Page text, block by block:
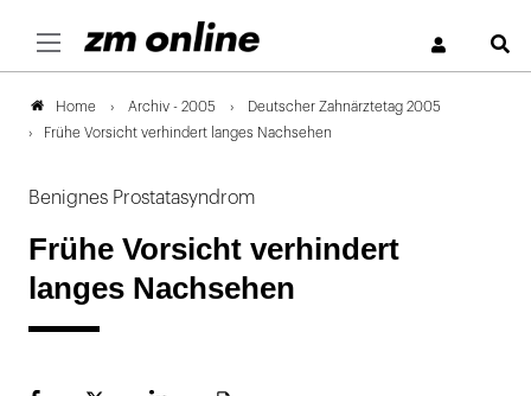
Home Archiv - 2005
Deutscher Zahnärztetag 2005
Frühe Vorsicht verhindert langes Nachsehen
Benignes Prostatasyndrom
Frühe Vorsicht verhindert
langes Nachsehen